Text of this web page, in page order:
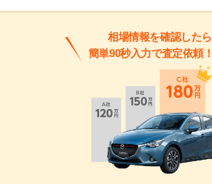
相場情報を確認したら
簡単90秒入力で査定依頼！